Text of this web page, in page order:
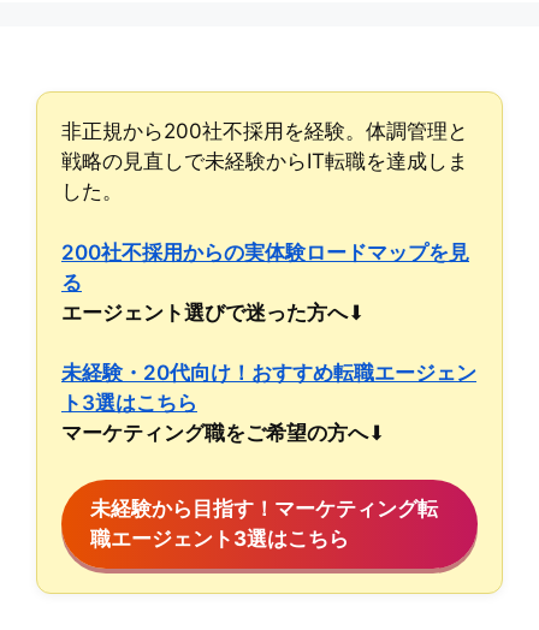
非正規から200社不採用を経験。体調管理と
戦略の見直しで未経験からIT転職を達成しま
した。
200社不採用からの実体験ロードマップを見
る
エージェント選びで迷った方へ
未経験・20代向け！おすすめ転職エージェン
ト3選はこちら
マーケティング職をご希望の方へ
未経験から目指す！マーケティング転
職エージェント3選はこちら